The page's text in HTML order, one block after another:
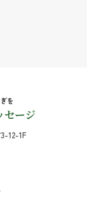
を
セージ
12-1F